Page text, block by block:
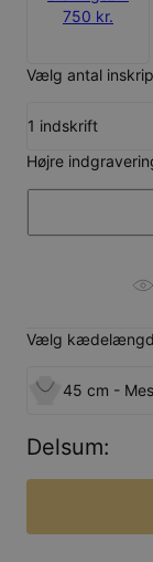
750 kr.
Vælg antal
1 indskrift
Højre
Vælg
45 cm -
Delsum: